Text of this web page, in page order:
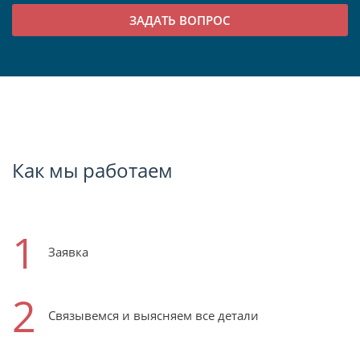
Как мы работаем
1 Заявка
2 Связывемся и выясняем все детали